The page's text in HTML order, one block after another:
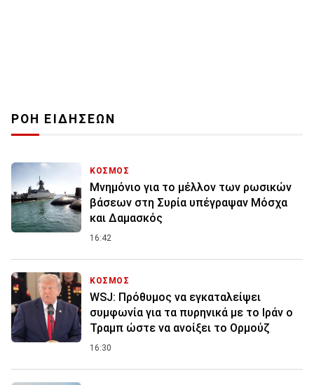
ΡΟΗ ΕΙΔΗΣΕΩΝ
ΚΟΣΜΟΣ
Μνημόνιο για το μέλλον των ρωσικών
βάσεων στη Συρία υπέγραψαν Μόσχα
και Δαμασκός
16:42
ΚΟΣΜΟΣ
WSJ: Πρόθυμος να εγκαταλείψει
συμφωνία για τα πυρηνικά με το Ιράν ο
Τραμπ ώστε να ανοίξει το Ορμούζ
16:30